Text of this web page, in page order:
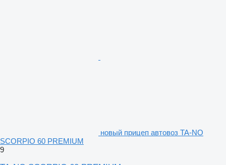
новый прицеп автовоз TA-NO
SCORPIO 60 PREMIUM
9